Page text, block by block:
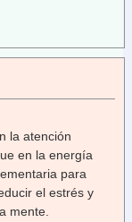
la atención
en la energía
para
el estrés y
mente.